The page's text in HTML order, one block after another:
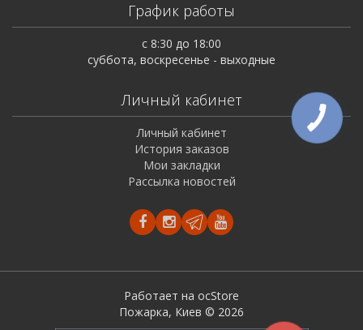
График работы
с 8:30 до 18:00
суббота, воскресенье - выходные
Личный кабинет
Личный кабинет
История заказов
Мои закладки
Рассылка новостей
Работает на ocStore
Пожарка, Киев © 2026